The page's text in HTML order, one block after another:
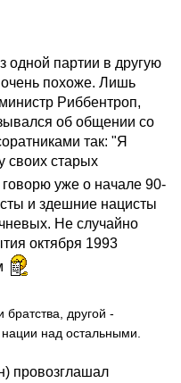
одной партии в другую
похоже. Лишь
Риббентроп,
об общении со
так: "Я
своих старых
уже о начале 90-
и здешние нацисты
Не случайно
октября 1993
другой -
над остальными.
провозглашал